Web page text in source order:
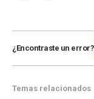
¿Encontraste un error?
Temas relacionados